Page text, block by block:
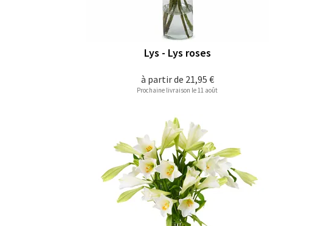
à partir de 21,95 €
Lys - Lys roses
Prochaine livraison le 11 août